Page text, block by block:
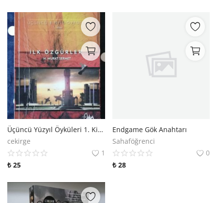
Üçüncü Yüzyıl Öyküleri 1. Kitap İlk Özgürler
cekirge
1
₺ 25
Endgame Gök Anahtarı
Sahaföğrenci
0
₺28